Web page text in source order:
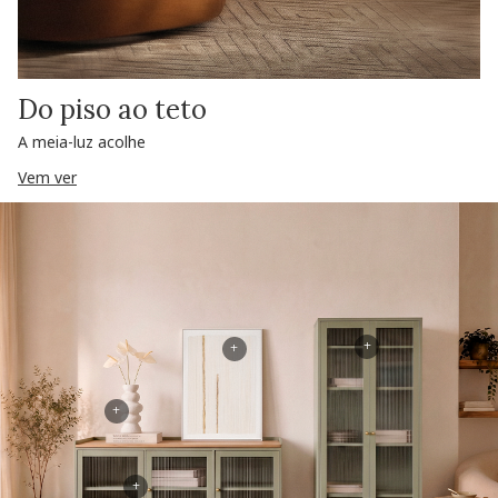
Do piso ao teto
A meia-luz acolhe
Vem ver
+
+
+
+